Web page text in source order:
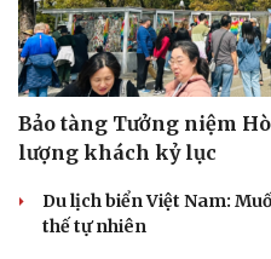
Bảo tàng Tưởng niệm
lượng khách kỷ lục
Du lịch biển Việt Nam:
thế tự nhiên